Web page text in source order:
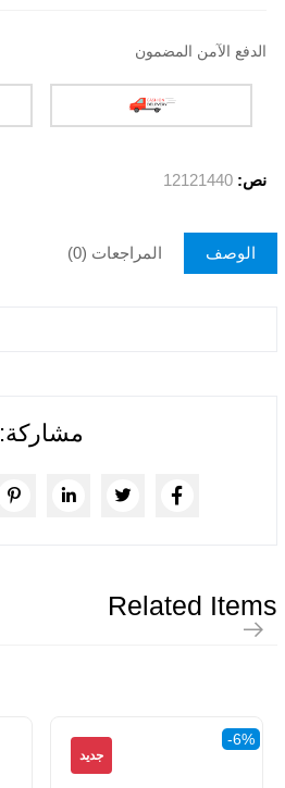
الدفع الآمن المضمون
نص: 12121440
الوصف المراجعات (0)
مشاركة:
Related Items
-6%
جديد